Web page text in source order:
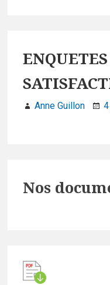
Anne Guillon
Sidebar
Nos